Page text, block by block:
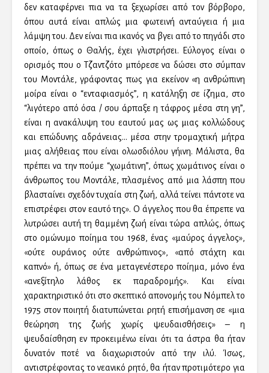
δεν καταφέρνει πια να τα ξεχωρίσει από τον βόρβορο,
όπου αυτά είναι απλώς μια φωτεινή ανταύγεια ή μια
λάμψη του. Δεν είναι πια ικανός να βγει από το πηγάδι στο
οποίο, όπως ο Θαλής, έχει γλιστρήσει. Εύλογος είναι ο
ορισμός που ο Τζαντζότο μπόρεσε να δώσει στο σύμπαν
του Μοντάλε, γράφοντας πως για εκείνον «η ανθρώπινη
μοίρα είναι o “ενταφιασμός”, η κατάληξη σε ίζημα, στο
“λιγότερο από όσα / σου άρπαξε η τάφρος μέσα στη γη”,
είναι η ανακάλυψη του εαυτού μας ως μιας κολλώδους
και επώδυνης αδράνειας… μέσα στην τρομαχτική μήτρα
μιας αλήθειας που είναι ολωσδιόλου γήινη. Μάλιστα, θα
πρέπει να την πούμε “χωμάτινη”, όπως χωμάτινος είναι ο
άνθρωπος του Μοντάλε, πλασμένος από μια λάσπη που
βλασταίνει σχεδόν τυχαία στη ζωή, αλλά τείνει πάντοτε να
επιστρέφει στον εαυτό της». Ο άγγελος που θα έπρεπε να
λυτρώσει αυτή τη θαμμένη ζωή είναι τώρα απλώς, όπως
στο ομώνυμο ποίημα του 1968, ένας «μαύρος άγγελος»,
«ούτε ουράνιος ούτε ανθρώπινος», «από στάχτη και
καπνό» ή, όπως σε ένα μεταγενέστερο ποίημα, μόνο ένα
«ανεξίτηλο λάθος εκ παραδρομής». Και είναι
χαρακτηριστικό ότι στο σκεπτικό απονομής του Νόμπελ το
1975 στον ποιητή διατυπώνεται ρητή επισήμανση σε «μια
θεώρηση της ζωής χωρίς ψευδαισθήσεις» – η
ψευδαίσθηση εν προκειμένω είναι ότι τα άστρα θα ήταν
δυνατόν ποτέ να διαχωριστούν από την ιλύ. Ίσως,
αντιστρέφοντας το νεανικό ρητό, θα ήταν προτιμότερο για